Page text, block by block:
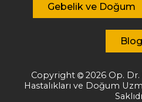
Gebelik ve Doğum
Blog
Copyright 2026 Op. Dr.
Hastalıkları ve Doğum